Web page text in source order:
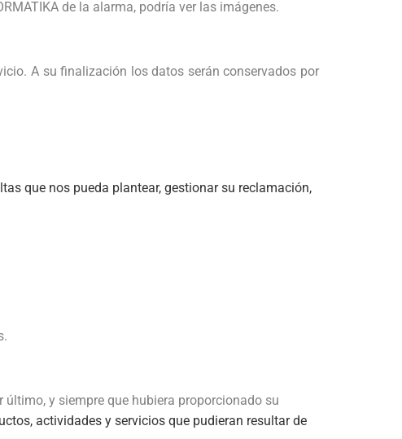
de la alarma, podría ver las imágenes.
A su finalización los datos serán conservados por
que nos pueda plantear, gestionar su reclamación,
y siempre que hubiera proporcionado su
actividades y servicios que pudieran resultar de